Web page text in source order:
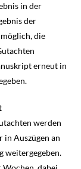
in der
der
die
erneut in
werden
in Auszügen an
weitergegeben.